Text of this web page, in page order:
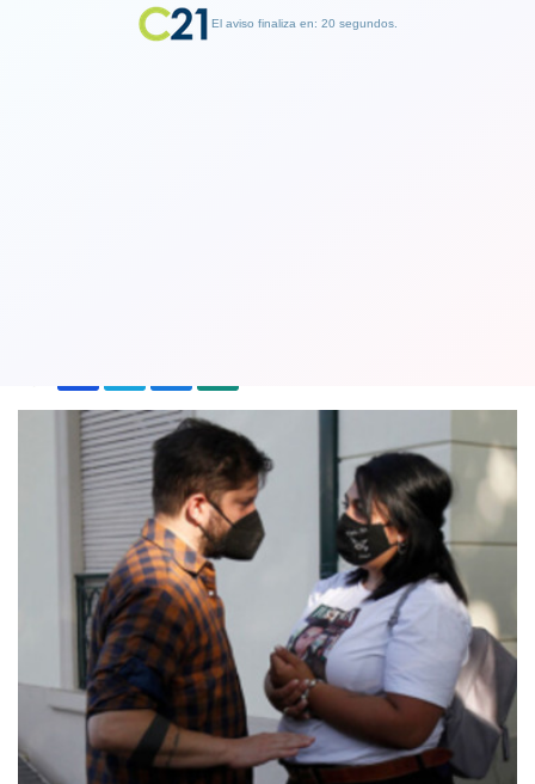
El aviso finaliza en: 19 segundos.